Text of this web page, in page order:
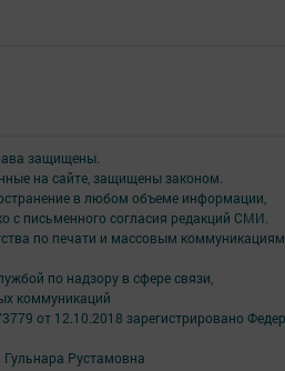
защищены.
на сайте, защищены законом.
в любом объеме информации,
с письменного согласия редакций СМИ.
по печати и массовым коммуникациям.
по надзору в сфере связи,
коммуникаций
от 12.10.2018 зарегистрировано
Рустамовна